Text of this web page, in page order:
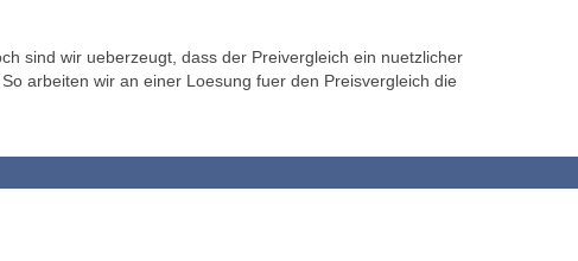
sind wir ueberzeugt, dass der Preivergleich ein nuetzlicher
arbeiten wir an einer Loesung fuer den Preisvergleich die